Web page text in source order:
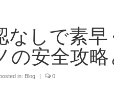
なしで素
の安全攻
in: Blog | 0